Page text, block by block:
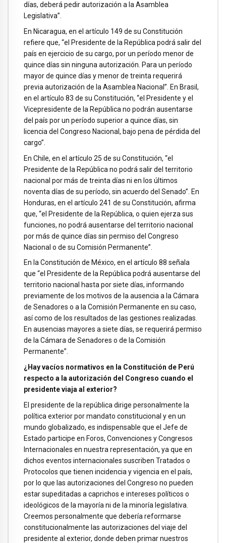
días, deberá pedir autorización a la Asamblea
Legislativa”.
En Nicaragua, en el artículo 149 de su Constitución
refiere que, “el Presidente de la República podrá salir del
país en ejercicio de su cargo, por un período menor de
quince días sin ninguna autorización. Para un período
mayor de quince días y menor de treinta requerirá
previa autorización de la Asamblea Nacional”. En Brasil,
en el artículo 83 de su Constitución, “el Presidente y el
Vicepresidente de la República no podrán ausentarse
del país por un período superior a quince días, sin
licencia del Congreso Nacional, bajo pena de pérdida del
cargo”.
En Chile, en el artículo 25 de su Constitución, “el
Presidente de la República no podrá salir del territorio
nacional por más de treinta días ni en los últimos
noventa días de su período, sin acuerdo del Senado”. En
Honduras, en el artículo 241 de su Constitución, afirma
que, “el Presidente de la República, o quien ejerza sus
funciones, no podrá ausentarse del territorio nacional
por más de quince días sin permiso del Congreso
Nacional o de su Comisión Permanente”.
En la Constitución de México, en el artículo 88 señala
que “el Presidente de la República podrá ausentarse del
territorio nacional hasta por siete días, informando
previamente de los motivos de la ausencia a la Cámara
de Senadores o a la Comisión Permanente en su caso,
así como de los resultados de las gestiones realizadas.
En ausencias mayores a siete días, se requerirá permiso
de la Cámara de Senadores o de la Comisión
Permanente”.
¿Hay vacíos normativos en la Constitución de Perú
respecto a la autorización del Congreso cuando el
presidente viaja al exterior?
El presidente de la república dirige personalmente la
política exterior por mandato constitucional y en un
mundo globalizado, es indispensable que el Jefe de
Estado participe en Foros, Convenciones y Congresos
Internacionales en nuestra representación, ya que en
dichos eventos internacionales suscriben Tratados o
Protocolos que tienen incidencia y vigencia en el país,
por lo que las autorizaciones del Congreso no pueden
estar supeditadas a caprichos e intereses políticos o
ideológicos de la mayoría ni de la minoría legislativa.
Creemos personalmente que debería reformarse
constitucionalmente las autorizaciones del viaje del
presidente al exterior, donde deben primar nuestros